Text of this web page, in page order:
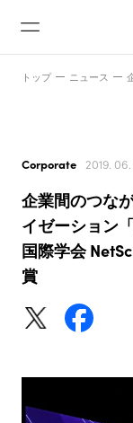
ニュース
サービス
テクノロジー
トップ ニュース
Corporate 2019. 06.
企業間のつな
イゼーション
国際学会
賞